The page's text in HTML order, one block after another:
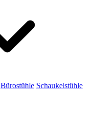
Bürostühle Schaukelstühle